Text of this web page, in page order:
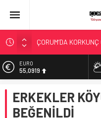
ÇORUM’DA
ASLAN,
SIR PERDESİ
ÇATIDAN DÜŞTÜ!
EURO
55,0919
6.525,81
BİST
ERKEKLER
BEĞENİLDİ